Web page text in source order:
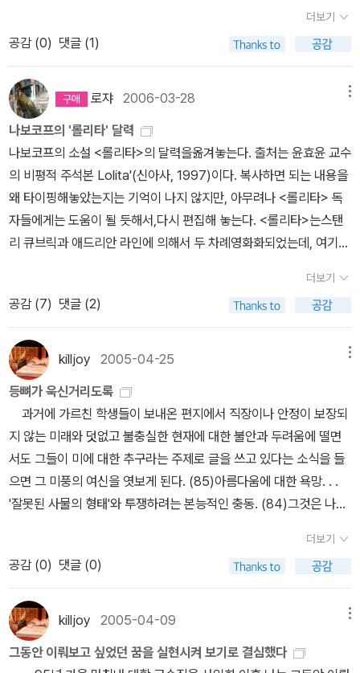
의 아주 많은 주인공들이 결국에는 불행해지지만 작가는 그런 인물들
에게 승리의 아우라를 부여한다. 그것은 이런 인물들이 상당한 정도
까지 자신들이 의식하는 온전한 인격에 의지하고 있어서 그들에게 승
리는 행복과 무관한 것이기 때문이다. 그것은 오히려 그들을 완전하
게 만드는 내면의 운동, 자기 자신과의 화해와 연관되어 있다. 그들이
받는 보상은 '행복'―제인 오스틴의 소설에서는 중요한 단어이지만
헨리 제임스의 소설 세계에서는 별로 사용되지 않는다―이 아니다.
헨리 제임스의 인물들이 획득하는 것은 자존심이다.- P438'재산유
무에 관계없이 이슬람교를 믿는 남자가 아홉 살짜리 처녀 아내를 필
요로 한다는 것은 누구나 인정하는 진리다.' 야씨는 무표정하고도 다
소 아이러니컬하면서 지금처럼 아주 드물게는 해학적이기까지 한 그
녀 특유의 어조로 선언했다.'아니면 이슬람교를 믿는 남자가 단 한 명
리인가요?' 하고 만나가 되받았다.- P493사람들이 나에게 이슬람
공화국에서의 삶을 물을 때 나는 우리 존재의 가장 개인적인 국면과
사적인 국면을 눈먼 검열관의 시선에서 떼어놓을 수가 없다. 나는 나
의 아가씨들을 생각한다. 그들은 아주 다른 성장 배경을 가지고 있다.
그들이 가지고 있는 딜레마는 성장배경과 신념에 관계없이 공유되고
있으며 가장 은밀한 순간들과 사적인 열망들이 정권에 의해 몰수되기
때문에 생기는 것이었다. 이러한 갈등은 이슬람 규칙이 만들어낸 패
러독스의 중심부에 놓여 있다. 이제는 회교의 율법학자들이 이 땅을
지배하니까 종교가 힘의 도구인 이데올로기로 활용되었다. 권좌에 앉
이러한 이념적인 접근방식이었다.- P526'당신은 우리 모두에게 오
스틴이 정치를 그 정도밖에 몰라서가 아니라 자신의 일, 자신의 상상
력이 그녀를 둘러싸고 있는 사회에 의해 휘말리는 것을 허용하지 않
았기 때문에 정치를 무시한 것이라고 종종 이야기를 했잖아요. 전 유
럽 세계가 나폴레옹 전쟁에 빨려 들어갔을 때 소설가 오스틴은 자신
만의 독립적인 세계를 창조해냈지요. 그리고 그 세계를 당신은 2세기
곽아람 작가는 서울대를 수석으로 졸업하였고, 이 책의 목차를 보면
알 수 있듯이, 서울대에서 공부하는 내내 노트필기를 잘해서 자신의
노트를 보고 인용하기도 한다. 이런 점이 정말 매우 놀라운데, 나로서
는 상상할 수도 없는 지점인데, 그런데 곽아람 작가에게는 이미 어릴
적부터 공부를 잘 할 수 있는 환경이 만들어져 있었다.시를 듣고 시각
적 이미지를 그려보는 데는 익숙했다. 어릴 적 아버지는 종종 시를 들
려주고는 거기에서 떠오르는 이미지를 종이에 그려보라고 했다. 엄마
가 즐겨 읽어주던 동시 중 정한나 시인의 <비둘기>라는 시가 있었다.
회색의 부리로 아침을 물어다 날라벼랑 끝 바위에다 마구 비비면잠든
바다는 한껏 기지개를 펴고비둘기 날개 끝에서 쏟아지는 금빛 아침에
세상은 온통 은빛 햇살로 출렁인다이 시를 듣고, 아버지가 가져다준
갱지에 태양을 물고 벼랑으로 날아드는 새를 볼펜으로 그렸던 기억이
난다. -p.87~88어릴 적에 시를 읽어주는 부모라니, 읽어주는 데에
너무나 엄청난 환경으로 느껴진다. 이러니 자연스럽게 공부를 잘하는
사람이 될 수 있지 않나 싶다. 물론, 그런 환경에 놓였다고 누구나 공
부를 잘하는 사람이 되는건 아니지만 말이다.곽아람 작가는 이 책을
'모범생을 위한 변명' 이라 얘기하는데, 정말로 모범생이었다. 나도 학
창시절 모범생이기는 했지만, 공부를 못하는 모범생이었다. 흠. 이건
말이 성립이 안되나? 하여간 노트필기도 잘하고 수업도 잘 듣고, 게
다가 서울대 특유의 분위기인건지 곽아람 작가 주변사람들만 그런건
지, 좋은 강의가 있으면 서로 추천을 해줘서 다음 학기 강의를 결정하
한 것이든 외국어에 관한 것이든 미술에 관한 것이든 다 너무나 훌륭
했다. 나는 부모가 어릴 적부터 공부할 환경을 만들어준 저 87페이지
에서도 <콜 미 바이 유어 네임> 이 생각났는데, 읽다보면 다른 부분
에서도 또 생각난다. 3학년 때 들었던 <독일명작의 이해> 과목 교수
님은, 자신의 집필실을 개방해둔 것이다. 수강생 중에서도 특히 선생
님을 따랐던 B는 ''오마토'와 '시마토' 라고 불리는 매년 오왈과 시월
방에는 책상과 책장을 두고 하루중의 일정 시간을 그 공간에 들어가
보내고 싶다는 생각을 한다. 그리고 어느날에는 친구들을 초대하는
거다. 굳이 문학이란 이름을 붙이지 않아도 좋다. 어떤 명목이 됐든 좋
아하고 다정한 이들을 초대해 큰 식탁앞에 앉혀두고 맛있는 것을 함
께 먹는 일은, 상상만 해도 너무 즐겁지 않은가! 내 집이니 초대하는
시간은 내 마음대로 해도 되겠지. 지난주에 친구 집에는 일찍 만난다
고 세시에 만났는데도 대화를 나눌 시간이 부족해 너무나 아쉬웠다.
아자르 나피시는 아침에 학생들을 초대한다. 나도 아침에 초대해야
지, 라고 생각했다. 방 세칸, 욕실 두 개인 집에 살면서 최소한 6인용
식탁을 길게 마련해두고, 그리고 아침부터 초대하는 거다. 음식은 뷔
페식으로 준비해놔도 될 것 같다. 자, 저기에 음식 있으니까 다들 먹고
입 냉장고로 바꾸고 싶은데, 그것도 가능해질까. 냉장고 한쪽 면은 소
주와 맥주로 채워둬도 좋겠다. 뭐든 술이 마시고 싶을 때 없어서 사러
나가는 건 너무 싫어. 늘 준비되어 있는 삶!그렇게 실컷 먹고 놀고 마
시고 이야기한 뒤에 헤어지면서는 '함께 해서 즐거웠어!'라고 말할 수
있었으면 좋겠다.오늘 조카가 자신의 집으로 돌아가면서 그랬거든.
오늘 더 어린 남자 조카아이가 집으로 돌아가면서 이모 사랑해, 함께
해서 즐거웠어, 라고 말했다. 어떻게 저런 말을 할까? 귀여워....6월의
같이읽기 도서인 에코페미니즘을 조금이라도 읽어야지. 오늘 시작하
려고 마음 먹었으니 시작해야지. 책 두꺼워서 한숨이 나오고, 세상에,
서문 다음에 또 서론도 있다고 해서..(뭐 다 그렇죠) 시작하기가 두렵
지만, 그래도 한 장이라도 읽고 자야지. 일요일 밤, 용기가 필요한 밤,
한 기념행사 덕분에(정확하게는, 그걸 보도한 TV 덕분에) 미국이란
나라의 존재가 초등학교(국민학교) 2학년이던 내게 각인됐었다. 그
리고 이듬해 땅콩장수 출신의 지미 카터가 대통령에 당선됐다. 내가
알게 된 미국의 첫 대통령이어서 미국은 한동안 ‘지미 카터의 나라’ 혹
은 ‘땅콩장수의 나라’였다. 그리고 호메이니. 터번을 두르고 흰 수염을
기른 한 노인이 1979년에 자주 TV에 등장했다. 그가 친미 편향의 팔
레비왕조를 몰아내고 이슬람공화국을 세운 ‘이슬람혁명의 아버지’ 아
야톨라 호메이니다(‘아야톨라’는 시아파 성직자의 지위를 가리키는
말이고 본명은 ‘루홀라 무사비 호메이니’라고 한다). 그러고 보면 이
란도 미국만큼 우리의 뇌리에 강한 인상을 남길 법한 나라였다. 하지
만 어찌된 영문인지 그 이후의 이야기는 망각의 베일 너머에 있다. 마
치 페르시아의 양탄자를 타고 사라진 것처럼.생각해보면 그 망각에는
이유다. 이란처럼 왕정은 아니었지만 우리에겐 우리의 독재자가 있었
고 그해 가을 그가 측근에게 암살당했다. 그렇게 하여 이란이나 우리
나 똑같이 격변의 80년대를 맞게 됐다. 1980년 봄 이란에서는 또 다
른 혁명으로서 이슬람 원리주의를 강화하는 ‘문화혁명’이 일어나고
우리에겐 광주 민주화운동이 일어난다. 그런 동시적․병행적 역사에
흥미가 생겨서 유달승의 <이슬람혁명의 아버지 호메이니>를 손에 들
었다. ‘호메이니의 삶을 통해서 본 이란 현대사’가 부제인 책이다.“이
제까지 우리는 한번이라도 우리의 눈으로 이란을 본 적이 있을까?”란
물음이 ‘이제 우리의 시각으로 이란을 보자’를 기치로 내건 저자의 문
지’로만 알려진 그 나라에도 우리와는 조금 다르지만 오랜 역사와 문
화를 가진 사람들이 우리처럼 똑같이 살고 있다는 얘기는 ‘정치적으
로 올바른’ 얘기가 대개 그렇듯 새삼스럽진 않다. 우리는 왜 우리의 눈
으로 이란을 바라보지 못했을까? 우리의 시각이 아닌 미국의 시각을
통해서만 바라봤기 때문이다. 이란을 이라크, 북한과 함께 미국이 ‘악
의 축’으로 지목하면 우리에게도 ‘악의 축’이 되고 하는 식이었다. 그
서점에서들춰본 기억이 있는데, 너무 고가의 사진집이어서 엄두를 못
낸 기억이 난다(당시에 35,000원이었으면 지금 체감으론 50,000
고로라도 구해둘까 생각중이다.<보노보>란책이 꼬투리가 돼 떠올린
책은 나폴레옹 샤농의 <야노마모>(파스칼북스, 2003)이다. 아마존
오지의 아노마모족에 대한 책이다. 이 또한 관심도서였지만 어떤 이
유에서인지 바로 구입하진 않았고 그래서 주저하는 사이에 품절된 책
이다. 아예 출판사가문을 닫은 듯하다. 다행이 이번에 찾으니 알라딘
중고샵에 책이 나와 있길래 바로 주문을 넣었다.그렇게 중고샵에서라
도 구하려는 책의 하나는 앨프리드 크로스비의 <생태제국주의>(지
식의풍경, 2000)다. 저자의 책은 이후에도 여러 권 나왔는데, 하필
다). 아무튼 그때 그때 챙겨놓지 않으면 이렇듯 나중에 아쉬운 경우가
종종 있다. 또 어떤 책이 있을까?현재 가장 많은 뉴스를 쏟아내고 있
는 지역이라면 중동일 텐데, 그런 시사적인 관심에서 어제 도서관에
서 대출한 책은 아자르 나피시의 <테헤란에서 롤리타를 읽다>(한숲
출판사, 2003)이다. 소장도서이긴 하지만 어디에 둔 줄 모르고 있으
니 절반은 실종도서이고, 다시 구하려고 해도 이미 절판된 책이다(중
고샵에는 나와 있다). 이란의 격동기에 테헤란에서 처음엔 대학에서,
나중엔 은밀하게 영미문학을 가르쳤던 저자의 체험담을 담고 있다.중
동과 이슬람 지역의 역사와 현재에 대한 관심의 연장선에서 오늘 당
일 배송으로 주문해 받은 책은 제럴딘 브룩스의 <이슬람 여성의 숨겨
진 욕망>(뜨인돌, 2010)과 하이다 모기시의 <이슬람과 페미니즘>
(프로네시스, 2009)이다. 물론 이 두 권은 따끈따끈하거나 아직 온
나온 김에 한마디보태자면, 이슬람, 조금 좁혀서는 이란의 현대사에
관심이 있는 독자라면 마르잔 사트라피의 <페르세폴리스>(새만화
책, 2009[2005])부터 읽어보는 것도 좋겠다. 하기야 이미 널리 알
려진 만화이고 많이 읽힌 책이니 나 혼자 '뒷북'인지도 모르겠다. 개인
적으론 만화책을 선호하지 않는 탓에 안 읽고 있다가 이번 이슬람 민
로이트적 의미에서의) '억압된 것의 회귀'로 평하는 대목이 흥미롭다.
따라서, 지젝에게 이번 운동은 단순히 민족주의 정서에 의해 추동되
는 <마흐마디네자드>와 친-서구 경향의 <무사비>간의 대립만으로
볼 수 없는 것이다.[UK] @이지영, '차도르 쓰고 <롤리타> 읽는 이
란 여성들…그들은 왜?', 《프레시안》(2009년 7월 11일) http://
www.pressian.com/article/article.asp?article_num=98090
711144410&section=04 @ Slavoj Zizek, 'WILL THE CAT
ABOVE THE PRECIPICE FALL DOWN?' . An und für sich, W
ednesday, June 24, 2009http://itself.wordpress.com/200
9/06/24/will-the-cat-above-the-precipice-fall-down/
더보기
공감 (0) 댓글 (1)
로쟈 2006-03-28
나보코프의 '롤리타' 달력
나보코프의 소설 <롤리타>의 달력을옮겨놓는다. 출처는 윤효윤 교수
의 비평적 주석본 Lolita'(신아사, 1997)이다. 복사하면 되는 내용을
왜 타이핑해놓았는지는 기억이 나지 않지만, 아무려나 <롤리타> 독
자들에게는 도움이 될 듯해서,다시 편집해 놓는다. <롤리타>는스탠
리 큐브릭과 애드리안 라인에 의해서 두 차례영화화되었는데, 여기서
997)에서 이미지들을 따온다. 1910 파리에서 험버트 험버트(Hum
bert Humbert) 출생. 1911 오우션 시티(Ocean City)에서 클레어
퀼티(Clare Quilty) 출생. 1919 6월: 험버트의 집으로 카나리아 새
한 마리가 찾아오다. 그리고 같은 시간에 애너벨 레이(Annabel Leig
h)의 집에도 같은 일이 일어난다. 1923 6-8월: 리비에라(Riviera)에
서 험버트와 애너벨이 여름을 함께 보낸다. 9월: 리용(Lyon)에 있는
중고등학교로 험버트 진학. 12월: 그리스의 코르푸(Corfu) 섬에서
애너벨 사망. 1934 4월: 해롤드 헤이즈(Harold Haze)와 샬롯 벡커
헤이즈(Charlotte Becker Haze) 신 혼여행으로 멕시코의 베라 크
루즈(Vera Cruz)로 가게 되며 샬롯은 그곳에서 롤리타를 임신한다.
1935 1월 1일: 피스키(Pisky)에서 롤리타 돌로레스 헤이즈 출생. 4
월: 헙버트 파리에서 모니크(Monique)를 만난다. 그후 험버트는 발
레리아 즈보롭스키(Valeria Zborovsky)와 결혼한다. 1939 험버트
는다. 1939-40 겨울: 포루투갈에서 험버트 겨울을 지난다. 봄: 험버
트 미국에 도착한다. 퀼티는 극 '어린 님프'(The Little Nymph)를
완 성한다. 1940-42 험버트 영미의 문학도를 위한 불문학사를 집
더보기
공감 (7) 댓글 (2)
killjoy 2005-04-25
등뼈가 욱신거리도록
과거에 가르친 학생들이 보내온 편지에서 직장이나 안정이 보장되
지 않는 미래와 덧없고 불충실한 현재에 대한 불안과 두려움에 떨면
서도 그들이 미에 대한 추구라는 주제로 글을 쓰고 있다는 소식을 들
으면 그 미풍의 여신을 엿보게 된다. (85)아름다움에 대한 욕망. . .
'잘못된 사물의 형태'와 투쟁하려는 본능적인 충동. (84)그것은 나보
욱신거리도록 흥분되는 마음이었다. 그런 느낌이 바로 나보코프가 말
하는 좋은 독자와 평범한 독자를 구분하고 있었다. (49)모든 선택사
항이 사라졌을 때 따라오는 무한한 자유의 가능성이 있다. 그것은 나
보코프의 소설이나 생활 모두에 우리가 본능적으로 결부시키고 포착
했던 것이다. 내 생각에는 바로 그러한 점이 나로 하여금 이 특별 모임
을 구성하게 만든 동인인 것 같다. 나를 외부 세계와 이어주는 주된 끈
더보기
공감 (0) 댓글 (0)
killjoy 2005-04-09
그동안 이뤄보고 싶었던 꿈을 실현시켜 보기로 결심했다